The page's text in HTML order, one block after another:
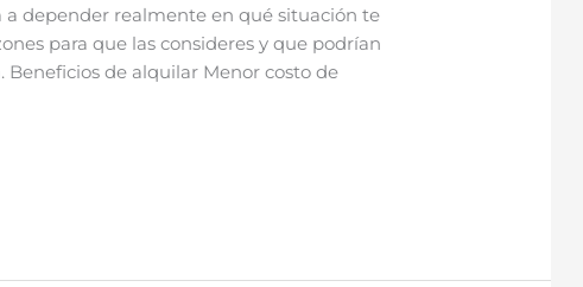
a depender realmente en qué situación te
para que las consideres y que podrían
de alquilar Menor costo de